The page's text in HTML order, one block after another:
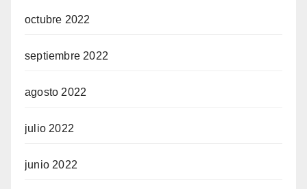
octubre 2022
septiembre 2022
agosto 2022
julio 2022
junio 2022